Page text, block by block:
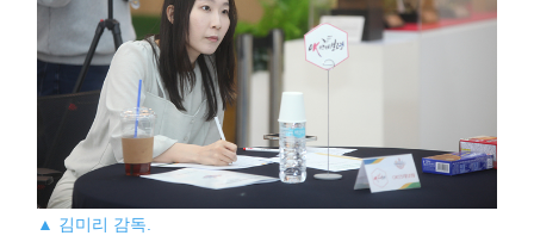
▲ 김미리 감독.